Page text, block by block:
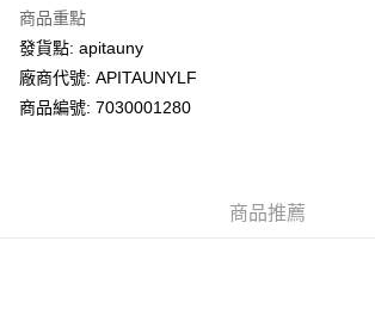
送貨方式
送貨上門 (不支援順豐自取點及智能櫃)
商品重點
發貨點: apitauny
廠商代號: APITAUNYLF
商品編號: 7030001280
商品推薦